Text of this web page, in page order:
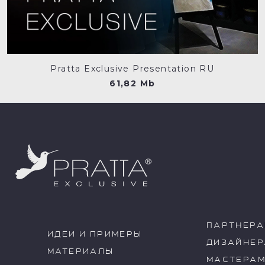
Pratta Exclusive Presentation RU
61,82 Mb
ИДЕИ И ПРИМЕРЫ
МАТЕРИАЛЫ
МАСТЕРАМ